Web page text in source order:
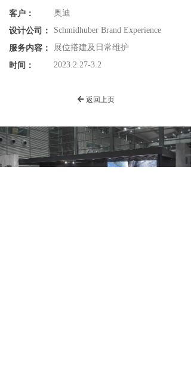
客户：
设计公司：
服务内容：
时间：
奥迪
Schmidhuber Brand Experience
展位搭建及日常维护
2023.2.27-3.2
녔 返回上页